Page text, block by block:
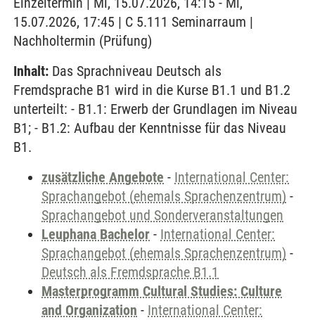
15.07.2026, 17:45 | C 5.111 Seminarraum |
Nachholtermin (Prüfung)
Inhalt: Das Sprachniveau Deutsch als
Fremdsprache B1 wird in die Kurse B1.1 und B1.2
unterteilt: - B1.1: Erwerb der Grundlagen im Niveau
B1; - B1.2: Aufbau der Kenntnisse für das Niveau
B1.
zusätzliche Angebote - International Center:
Sprachangebot (ehemals Sprachenzentrum) -
Sprachangebot und Sonderveranstaltungen
Leuphana Bachelor - International Center:
Sprachangebot (ehemals Sprachenzentrum) -
Deutsch als Fremdsprache B1.1
Masterprogramm Cultural Studies: Culture
and Organization - International Center: